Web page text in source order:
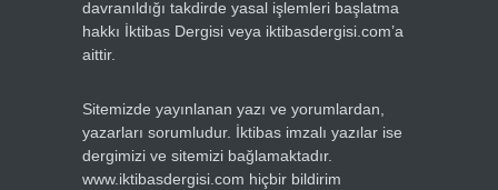
davranıldığı takdirde yasal işlemleri başlatma
hakkı İktibas Dergisi veya iktibasdergisi.com’a
aittir.
Sitemizde yayınlanan yazı ve yorumlardan,
yazarları sorumludur. İktibas imzalı yazılar ise
dergimizi ve sitemizi bağlamaktadır.
www.iktibasdergisi.com hiçbir bildirim